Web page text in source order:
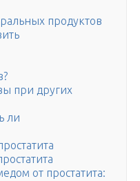
продуктов
при других
ли
от простатита: